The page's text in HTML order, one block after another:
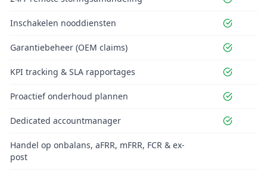
Inschakelen nooddiensten
Garantiebeheer (OEM claims)
KPI tracking & SLA rapportages
Proactief onderhoud plannen
Dedicated accountmanager
Handel op onbalans, aFRR, mFRR, FCR & ex-
post